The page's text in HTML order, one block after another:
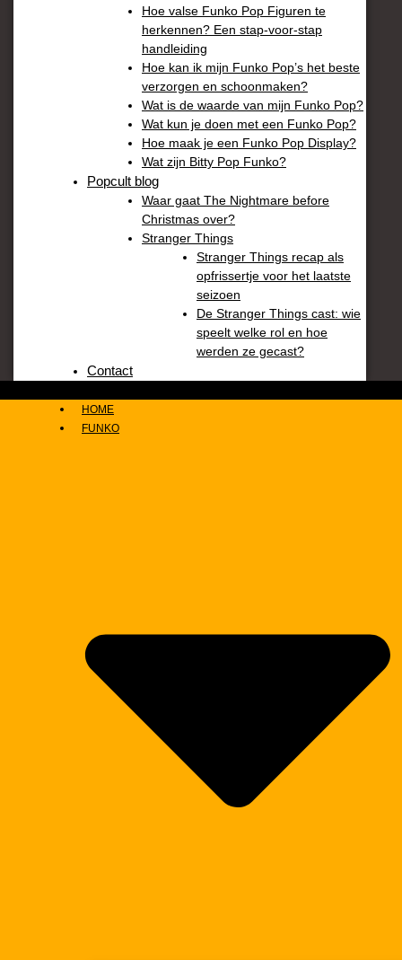
Hoe valse Funko Pop Figuren te
herkennen? Een stap-voor-stap
handleiding
Hoe kan ik mijn Funko Pop’s het beste
verzorgen en schoonmaken?
Wat is de waarde van mijn Funko Pop?
Wat kun je doen met een Funko Pop?
Hoe maak je een Funko Pop Display?
Wat zijn Bitty Pop Funko?
Popcult blog
Waar gaat The Nightmare before
Christmas over?
Stranger Things
Stranger Things recap als
opfrissertje voor het laatste
seizoen
De Stranger Things cast: wie
speelt welke rol en hoe
werden ze gecast?
Contact
HOME
FUNKO